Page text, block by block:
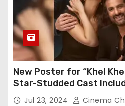
New Poster for “Khel
Star-Studded Cast
Taapsee Pannu, Fardeen
Jul 23, 2024 Cinema